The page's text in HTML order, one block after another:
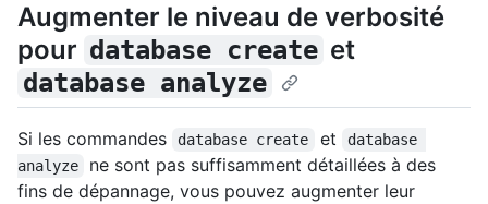
Augmenter le niveau de verbosité
pour database create et
database analyze
Si les commandes database create et
database
analyze
ne sont pas suffisamment détaillées à des
fins de dépannage, vous pouvez augmenter leur